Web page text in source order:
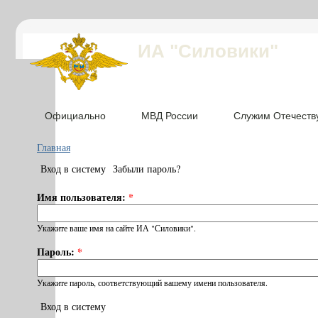
ИА "Силовики"
Официально МВД России Служим
Главная
Вход в систему Забыли пароль?
Имя пользователя: *
Укажите ваше имя на сайте ИА "Силовики".
Пароль: *
Укажите пароль, соответствующий вашему имени пользователя.
Вход в систему